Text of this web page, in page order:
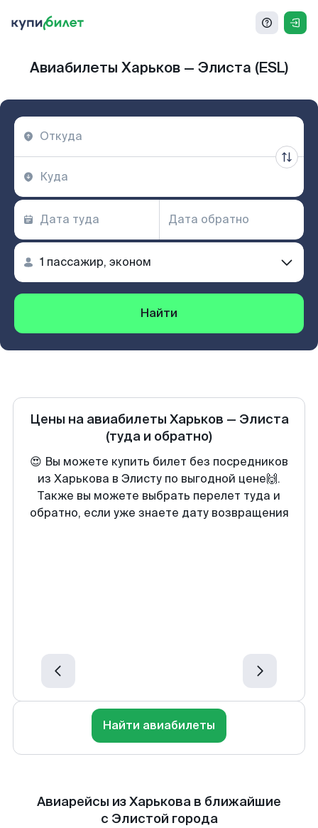
Авиабилеты Харьков — Элиста (ESL)
Найти
Цены на авиабилеты Харьков — Элиста
(туда и обратно)
😍 Вы можете купить билет без посредников
из Харькова в Элисту по выгодной цене🙌.
Также вы можете выбрать перелет туда и
обратно, если уже знаете дату возвращения
Найти авиабилеты
Авиарейсы из Харькова в ближайшие
с Элистой города